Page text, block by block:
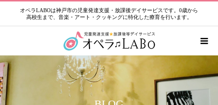
オペラLABOは神戸市の児童発達支援・放課後デイサービスです。0歳から
高校生まで、音楽・アート・クッキングに特化した療育を行います。